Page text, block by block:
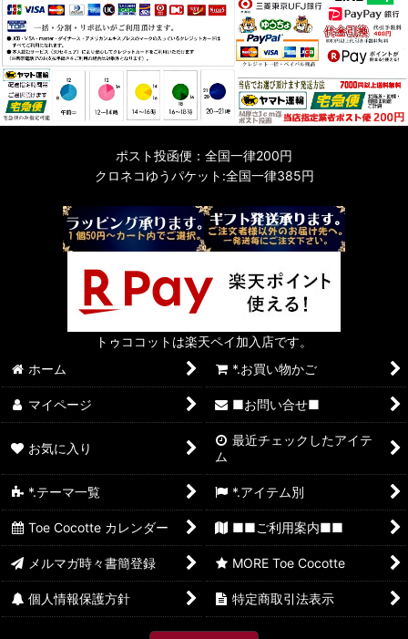
ポスト投函便：全国一律200円
クロネコゆうパケット:全国一律385円
トゥココットは楽天ペイ加入店です。
ホーム
*.お買い物かご
マイページ ■お問い合せ■
お気に入り
最近チェックしたアイテ
ム
*.テーマ一覧 *.アイテム別
Toe Cocotte カレンダー ■■ご利用案内■■
メルマガ時々書簡登録 MORE Toe Cocotte
個人情報保護方針 特定商取引法表示